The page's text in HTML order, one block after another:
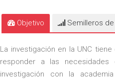
Objetivo Semilleros
La investigación en la UNC
responder a las
investigación con la